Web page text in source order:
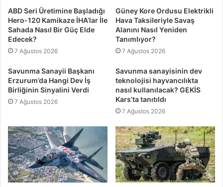
ABD Seri Üretimine Başladığı
Hero-120 Kamikaze İHA’lar İle
Sahada Nasıl Bir Güç Elde
Edecek?
7 Ağustos 2026
Güney Kore Ordusu Elektrikli
Hava Taksileriyle Savaş
Alanını Nasıl Yeniden
Tanımlıyor?
7 Ağustos 2026
Savunma Sanayii Başkanı
Erzurum’da Hangi Dev İş
Birliğinin Sinyalini Verdi
7 Ağustos 2026
Savunma sanayisinin dev
teknolojisi hayvancılıkta
nasıl kullanılacak? GEKİS
Kars’ta tanıtıldı
7 Ağustos 2026